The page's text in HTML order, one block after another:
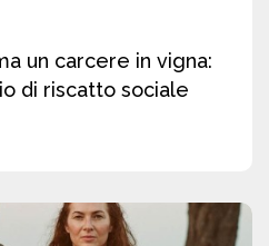
un carcere in vigna:
di riscatto sociale